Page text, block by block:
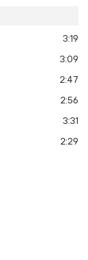
3:19
3:09
2:47
2:56
3:31
2:29